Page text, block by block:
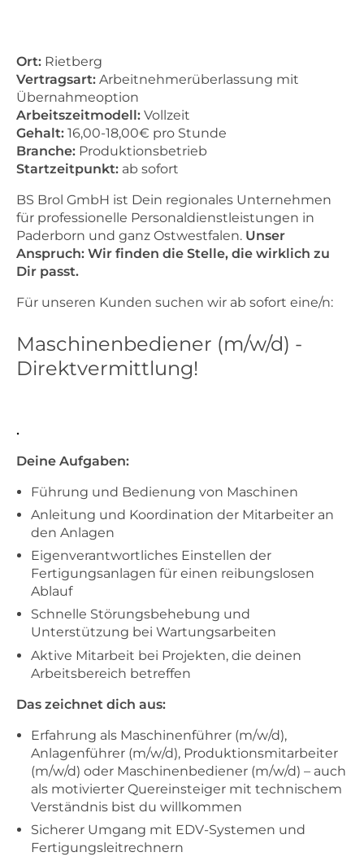
Ort: Rietberg
Vertragsart: Arbeitnehmerüberlassung mit
Übernahmeoption
Arbeitszeitmodell: Vollzeit
Gehalt: 16,00-18,00€ pro Stunde
Branche: Produktionsbetrieb
Startzeitpunkt: ab sofort
BS Brol GmbH ist Dein regionales Unternehmen
für professionelle Personaldienstleistungen in
Paderborn und ganz Ostwestfalen. Unser
Anspruch: Wir finden die Stelle, die wirklich zu
Dir passt.
Für unseren Kunden suchen wir ab sofort eine/n:
Maschinenbediener (m/w/d) -
Direktvermittlung!
.
Deine Aufgaben:
Führung und Bedienung von Maschinen
Anleitung und Koordination der Mitarbeiter an
den Anlagen
Eigenverantwortliches Einstellen der
Fertigungsanlagen für einen reibungslosen
Ablauf
Schnelle Störungsbehebung und
Unterstützung bei Wartungsarbeiten
Aktive Mitarbeit bei Projekten, die deinen
Arbeitsbereich betreffen
Das zeichnet dich aus:
Erfahrung als Maschinenführer (m/w/d),
Anlagenführer (m/w/d), Produktionsmitarbeiter
(m/w/d) oder Maschinenbediener (m/w/d) – auch
als motivierter Quereinsteiger mit technischem
Verständnis bist du willkommen
Sicherer Umgang mit EDV-Systemen und
Fertigungsleitrechnern